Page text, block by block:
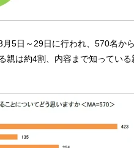
5日～29日に行われ、570名から
親は約4割、内容まで知っている